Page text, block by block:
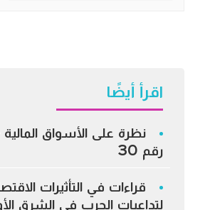
اقرأ أيضًا
نظرة على الأسواق المالية
رقم 30
قراءات في التأثيرات
لتداعيات الحرب في الشرق